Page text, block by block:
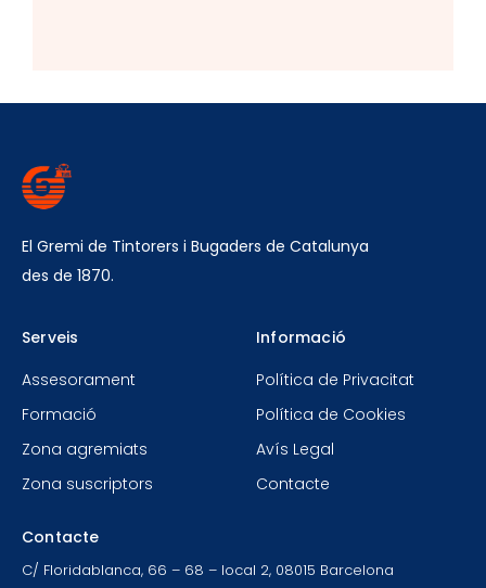
El Gremi de Tintorers i Bugaders de Catalunya
des de 1870.
Serveis
Assesorament
Formació
Zona agremiats
Zona suscriptors
Informació
Política de Privacitat
Política de Cookies
Avís Legal
Contacte
Contacte
C/ Floridablanca, 66 – 68 – local 2, 08015 Barcelona